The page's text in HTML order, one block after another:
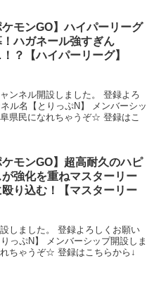
ケモンGO】ハイパーリーグ
！ハガネール強すぎん
？【ハイパーリーグ】
ンネル開設しました。 登録よろ
ル名【とりっぷN】 メンバーシッ
県民になれちゃうぞ☆ 登録はこ
ケモンGO】超高耐久のハピ
強化を重ねマスターリー
殴り込む！【マスターリー
しました。 登録よろしくお願い
っぷN】 メンバーシップ開設しま
ちゃうぞ☆ 登録はこちらから↓